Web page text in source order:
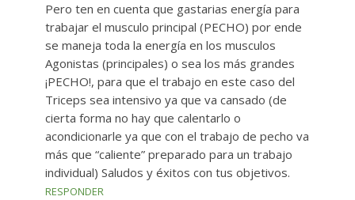
Pero ten en cuenta que gastarias energía para
trabajar el musculo principal (PECHO) por ende
se maneja toda la energía en los musculos
Agonistas (principales) o sea los más grandes
¡PECHO!, para que el trabajo en este caso del
Triceps sea intensivo ya que va cansado (de
cierta forma no hay que calentarlo o
acondicionarle ya que con el trabajo de pecho va
más que “caliente” preparado para un trabajo
individual) Saludos y éxitos con tus objetivos.
RESPONDER